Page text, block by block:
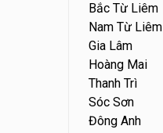
Bắc Từ Liêm
Nam Từ Liêm
Gia Lâm
Hoàng Mai
Thanh Trì
Sóc Sơn
Đông Anh